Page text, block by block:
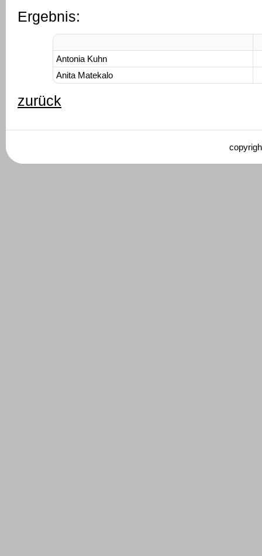
Ergebnis:
Antonia Kuhn
Anita Matekalo
zurück